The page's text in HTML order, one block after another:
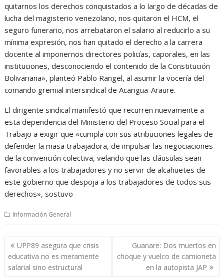
quitarnos los derechos conquistados a lo largo de décadas de
lucha del magisterio venezolano, nos quitaron el HCM, el
seguro funerario, nos arrebataron el salario al reducirlo a su
mínima expresión, nos han quitado el derecho a la carrera
docente al imponernos directores policías, caporales, en las
instituciones, desconociendo el contenido de la Constitución
Bolivariana», planteó Pablo Rangel, al asumir la vocería del
comando gremial intersindical de Acarigua-Araure.
El dirigente sindical manifestó que recurren nuevamente a
esta dependencia del Ministerio del Proceso Social para el
Trabajo a exigir que «cumpla con sus atribuciones legales de
defender la masa trabajadora, de impulsar las negociaciones
de la convención colectiva, velando que las cláusulas sean
favorables a los trabajadores y no servir de alcahuetes de
este gobierno que despoja a los trabajadores de todos sus
derechos», sostuvo
Información General
Navegación
de
entradas
UPP89 asegura que crisis
educativa no es meramente
salarial sino estructural
Guanare: Dos muertos en
choque y vuelco de camioneta
en la autopista JAP